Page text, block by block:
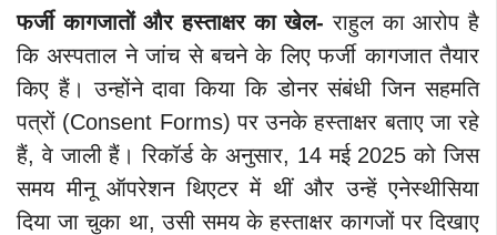
फर्जी कागजातों और हस्ताक्षर का खेल- राहुल का आरोप है
कि अस्पताल ने जांच से बचने के लिए फर्जी कागजात तैयार
किए हैं। उन्होंने दावा किया कि डोनर संबंधी जिन सहमति
पत्रों (Consent Forms) पर उनके हस्ताक्षर बताए जा रहे
हैं, वे जाली हैं। रिकॉर्ड के अनुसार, 14 मई 2025 को जिस
समय मीनू ऑपरेशन थिएटर में थीं और उन्हें एनेस्थीसिया
दिया जा चुका था, उसी समय के हस्ताक्षर कागजों पर दिखाए